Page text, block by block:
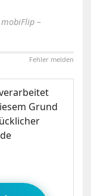
–
Fehler melden
Grund